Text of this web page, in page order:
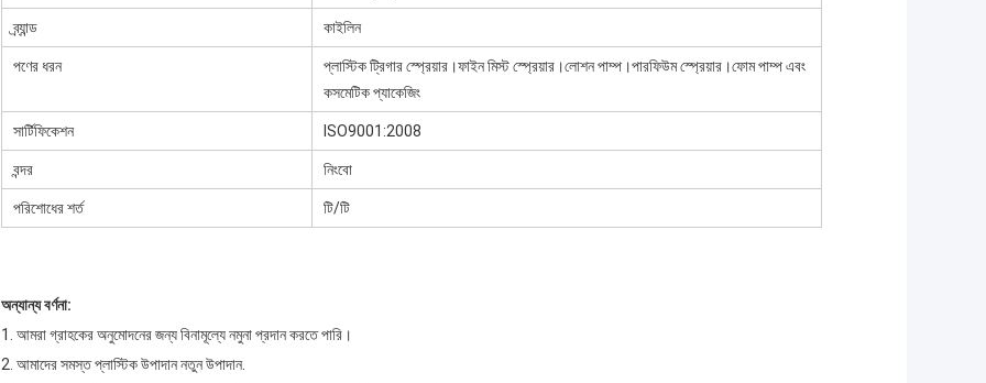
ব্র্যান্ড কাইলিন
পণের ধরন
প্লাস্টিক ট্রিগার স্প্রেয়ার।ফাইন মিস্ট স্প্রেয়ার।লোশন পাম্প।পারফিউম স্প্রেয়ার।ফোম পাম্প এবং
কসমেটিক প্যাকেজিং
সার্টিফিকেশন ISO9001:2008
বন্দর নিংবো
পরিশোধের শর্ত টি/টি
অন্যান্য বর্ণনা:
1. আমরা গ্রাহকের অনুমোদনের জন্য বিনামূল্যে নমুনা প্রদান করতে পারি।
2. আমাদের সমস্ত প্লাস্টিক উপাদান নতুন উপাদান.